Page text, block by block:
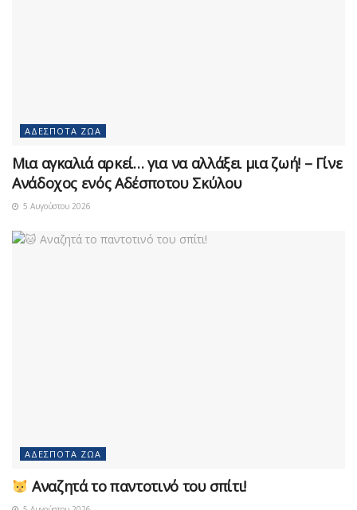
ΑΔΈΣΠΟΤΑ ΖΏΑ
Μια αγκαλιά αρκεί… για να αλλάξει μια ζωή! – Γίνε
Ανάδοχος ενός Αδέσποτου Σκύλου
5 Αυγούστου 2026
ΑΔΈΣΠΟΤΑ ΖΏΑ
Αναζητά το παντοτινό του σπίτι!